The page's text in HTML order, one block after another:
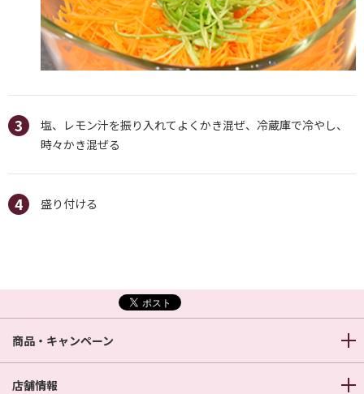
塩、レモン汁を振り入れてよくかき混ぜ、冷蔵庫で冷やし、
時々かき混ぜる
盛り付ける
商品・キャンペーン
店舗情報